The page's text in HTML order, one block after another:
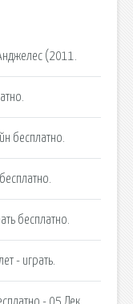
(2011.
бесплатно.
бесплатно.
- играть.